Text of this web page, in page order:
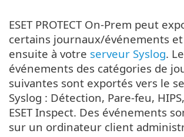
ESET PROTECT On-Prem peut
certains journaux/événements
ensuite à votre serveur Syslog.
événements des catégories de
suivantes sont exportés vers le
Syslog : Détection, Pare-feu,
ESET Inspect. Des événements
sur un ordinateur client